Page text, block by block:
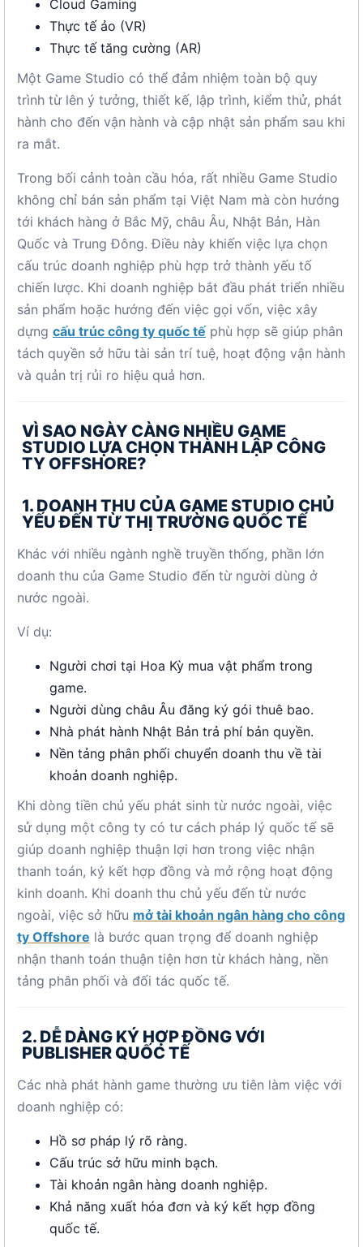
Cloud Gaming
Thực tế ảo (VR)
Thực tế tăng cường (AR)
Một Game Studio có thể đảm nhiệm toàn bộ quy
trình từ lên ý tưởng, thiết kế, lập trình, kiểm thử, phát
hành cho đến vận hành và cập nhật sản phẩm sau khi
ra mắt.
Trong bối cảnh toàn cầu hóa, rất nhiều Game Studio
không chỉ bán sản phẩm tại Việt Nam mà còn hướng
tới khách hàng ở Bắc Mỹ, châu Âu, Nhật Bản, Hàn
Quốc và Trung Đông. Điều này khiến việc lựa chọn
cấu trúc doanh nghiệp phù hợp trở thành yếu tố
chiến lược. Khi doanh nghiệp bắt đầu phát triển nhiều
sản phẩm hoặc hướng đến việc gọi vốn, việc xây
dựng cấu trúc công ty quốc tế phù hợp sẽ giúp phân
tách quyền sở hữu tài sản trí tuệ, hoạt động vận hành
và quản trị rủi ro hiệu quả hơn.
VÌ SAO NGÀY CÀNG NHIỀU GAME
STUDIO LỰA CHỌN THÀNH LẬP CÔNG
TY OFFSHORE?
1. DOANH THU CỦA GAME STUDIO CHỦ
YẾU ĐẾN TỪ THỊ TRƯỜNG QUỐC TẾ
Khác với nhiều ngành nghề truyền thống, phần lớn
doanh thu của Game Studio đến từ người dùng ở
nước ngoài.
Ví dụ:
Người chơi tại Hoa Kỳ mua vật phẩm trong
game.
Người dùng châu Âu đăng ký gói thuê bao.
Nhà phát hành Nhật Bản trả phí bản quyền.
Nền tảng phân phối chuyển doanh thu về tài
khoản doanh nghiệp.
Khi dòng tiền chủ yếu phát sinh từ nước ngoài, việc
sử dụng một công ty có tư cách pháp lý quốc tế sẽ
giúp doanh nghiệp thuận lợi hơn trong việc nhận
thanh toán, ký kết hợp đồng và mở rộng hoạt động
kinh doanh. Khi doanh thu chủ yếu đến từ nước
ngoài, việc sở hữu mở tài khoản ngân hàng cho công
ty Offshore là bước quan trọng để doanh nghiệp
nhận thanh toán thuận tiện hơn từ khách hàng, nền
tảng phân phối và đối tác quốc tế.
2. DỄ DÀNG KÝ HỢP ĐỒNG VỚI
PUBLISHER QUỐC TẾ
Các nhà phát hành game thường ưu tiên làm việc với
doanh nghiệp có:
Hồ sơ pháp lý rõ ràng.
Cấu trúc sở hữu minh bạch.
Tài khoản ngân hàng doanh nghiệp.
Khả năng xuất hóa đơn và ký kết hợp đồng
quốc tế.